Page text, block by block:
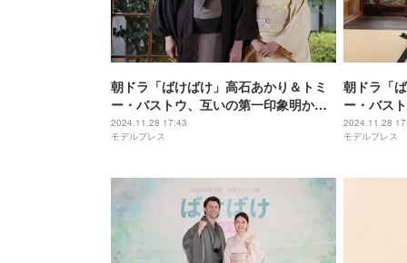
朝ドラ「ばけばけ」高石あかり＆トミ
ー・バストウ、互いの第一印象明かす
「優しいオーラ」「素晴らしい演技」
2024.11.28 17:43
モデルプレス
朝ドラ「
ー・バス
込み「も
い」
2024.11.28
モデルプレス